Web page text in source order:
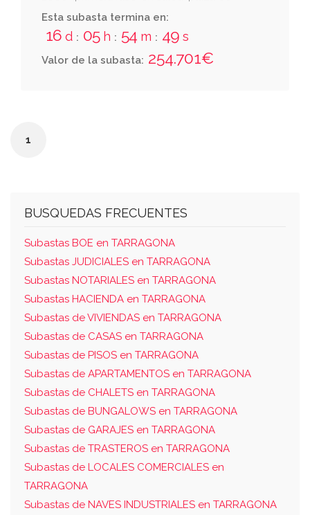
europa número diez. tasada a efectos de
subasta en 239.648,15 euros.
Esta subasta termina en:
16 d : 05 h : 54 m : 47 s
Valor de la subasta: 254.701€
1
BUSQUEDAS FRECUENTES
Subastas BOE en TARRAGONA
Subastas JUDICIALES en TARRAGONA
Subastas NOTARIALES en TARRAGONA
Subastas HACIENDA en TARRAGONA
Subastas de VIVIENDAS en TARRAGONA
Subastas de CASAS en TARRAGONA
Subastas de PISOS en TARRAGONA
Subastas de APARTAMENTOS en TARRAGONA
Subastas de CHALETS en TARRAGONA
Subastas de BUNGALOWS en TARRAGONA
Subastas de GARAJES en TARRAGONA
Subastas de TRASTEROS en TARRAGONA
Subastas de LOCALES COMERCIALES en
TARRAGONA
Subastas de NAVES INDUSTRIALES en TARRAGONA